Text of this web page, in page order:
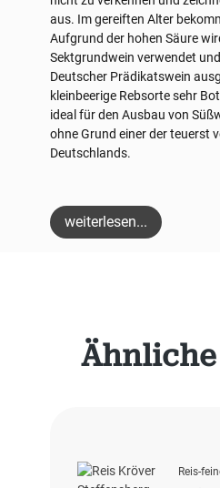
Produktgalerie überspringen
Reis-
aus. Im gereiften Alter
Aufgrund der hohen Säure
Sektgrundwein verwendet
Deutscher Prädikatswein
kleinbeerige Rebsorte sehr
ideal für den Ausbau von
ohne Grund einer der teuerst
Deutschlands.
weiterlesen...